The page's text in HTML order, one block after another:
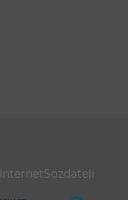
InternetSozdateli